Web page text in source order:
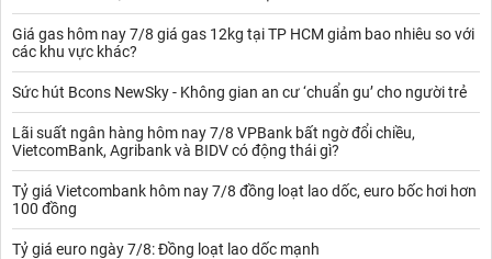
Giá gas hôm nay 7/8 giá gas 12kg tại TP HCM giảm bao nhiêu so với
các khu vực khác?
Sức hút Bcons NewSky - Không gian an cư ‘chuẩn gu’ cho người trẻ
Lãi suất ngân hàng hôm nay 7/8 VPBank bất ngờ đổi chiều,
VietcomBank, Agribank và BIDV có động thái gì?
Tỷ giá Vietcombank hôm nay 7/8 đồng loạt lao dốc, euro bốc hơi hơn
100 đồng
Tỷ giá euro ngày 7/8: Đồng loạt lao dốc mạnh